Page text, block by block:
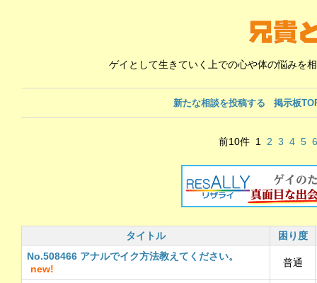
ゲイとして生きていく上での心や体の悩みを
新たな相談を投稿する 掲示板
前10件 1 2 3 4 5 6
タイトル
困り度
No.508466 アナルでイク方法教えてください。
new!
普通